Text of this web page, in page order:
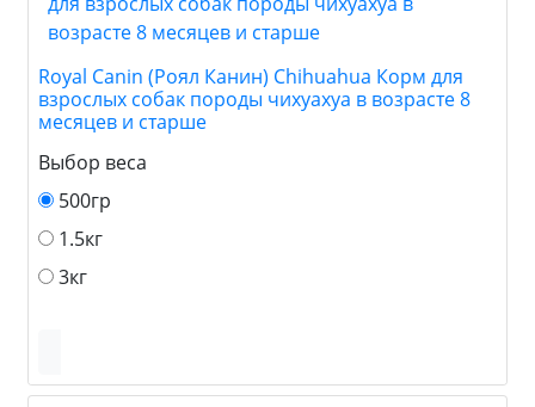
Royal Canin (Роял Канин) Chihuahua Корм для
взрослых собак породы чихуахуа в возрасте 8
месяцев и старше
Выбор веса
500гр
1.5кг
3кг